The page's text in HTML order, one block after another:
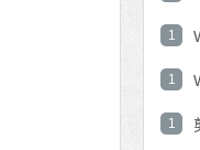
1
1
1